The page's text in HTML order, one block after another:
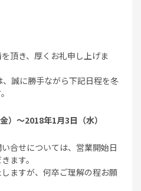
頂き、厚くお礼申し上げま
誠に勝手ながら下記日程を冬
）～2018年1月3日（水）
合せについては、営業開始日
ます。
ますが、何卒ご理解の程お願